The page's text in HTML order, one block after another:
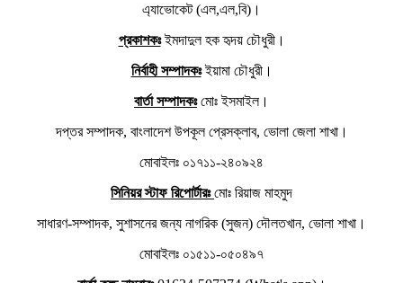
এ্যাভোকেট (এল,এল,বি)।
প্রকাশকঃইমদাদুল হক হৃদয় চৌধুরী।
নির্বাহী সম্পাদকঃইয়ামা চৌধুরী।
বার্তা সম্পাদকঃমোঃ ইসমাইল।
দপ্তর সম্পাদক, বাংলাদেশ উপকূল প্রেসক্লাব, ভোলা জেলা শাখা।
মোবাইলঃ ০১৭১১-২৪০৯২৪
সিনিয়র স্টাফ রিপোর্টারঃমোঃ রিয়াজ মাহমুদ
সাধারণ-সম্পাদক, সুশাসনের জন্য নাগরিক (সুজন) দৌলতখান, ভোলা শাখা।
মোবাইলঃ ০১৫১১-০৫০৪৯৭